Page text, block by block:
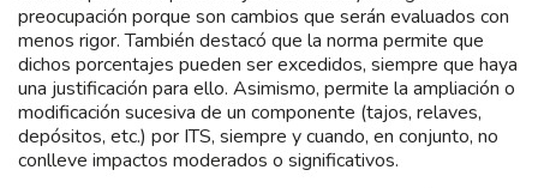
preocupación porque son cambios que serán evaluados con
menos rigor. También destacó que la norma permite que
dichos porcentajes pueden ser excedidos, siempre que haya
una justificación para ello. Asimismo, permite la ampliación o
modificación sucesiva de un componente (tajos, relaves,
depósitos, etc.) por ITS, siempre y cuando, en conjunto, no
conlleve impactos moderados o significativos.